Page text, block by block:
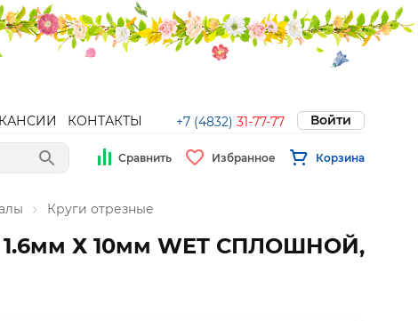
КОНТАКТЫ +7 (4832) 31-77-77 Войти
Сравнить Избранное Корзина
Круги отрезные
1.6мм Х 10мм WET СПЛОШНОЙ,